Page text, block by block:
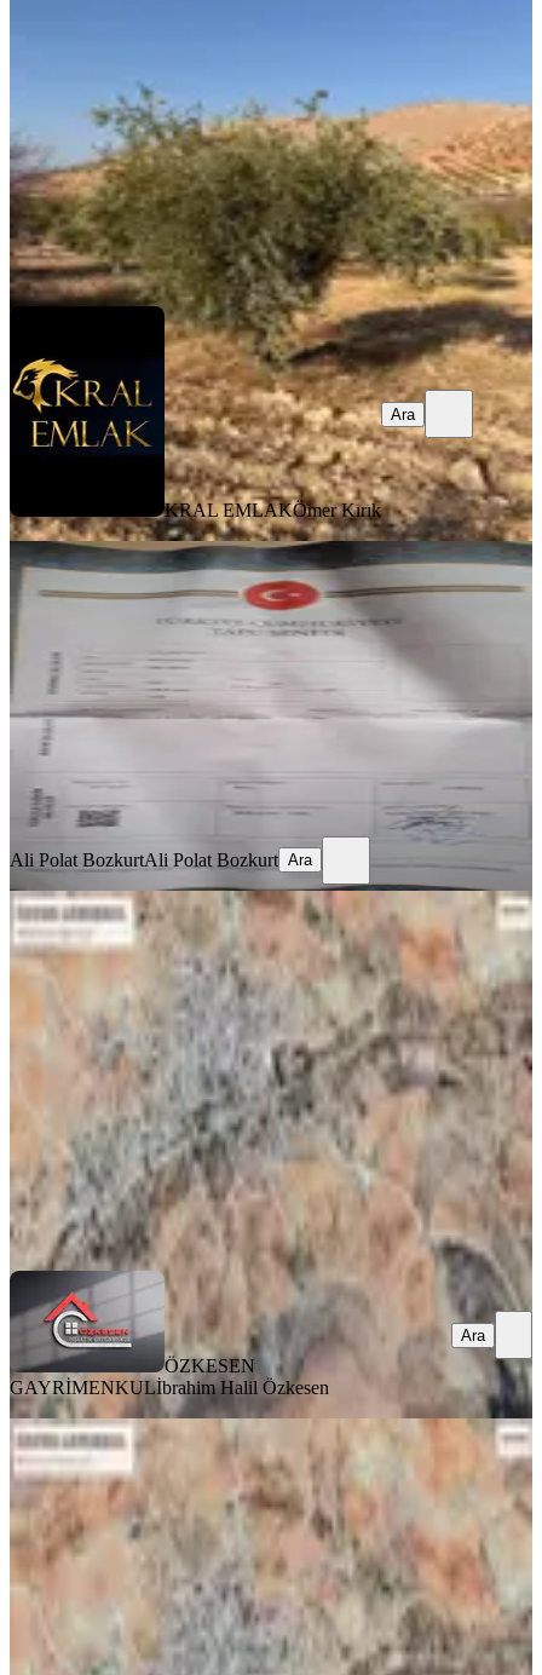
1.740.000 ₺
KRAL EMLAK Ömer Kırık
Ara
KRAL EMLAKÖmer Kırık
Ara
Sahibinden Uygun Arsa
Nurdağı, Aslanlı Mahallesi
278 m²
15.07.2026
1.125.000 ₺
Ara
Ali Polat BozkurtAli Polat Bozkurt Ara
Özkesen Gayrimenkul'den Satılık Bağ
Evlik Arazi
Şehitkamil, Bilek Mahallesi
1503 m² ·1.331/m²· 31.08.2025
2.000.000 ₺
ÖZKESEN GAYRİMENKULİbrahim Halil Özkesen
ÖZKESEN
GAYRİMENKULİbrahim Halil Özkesen
Ara
Özkesen Gayrimenkul'den Satılık Bağ
Evlik Arazi
Şehitkamil, Bilek Mahallesi
1000 m² · 1.750/m² · 31.08.2025
1.750.000 ₺